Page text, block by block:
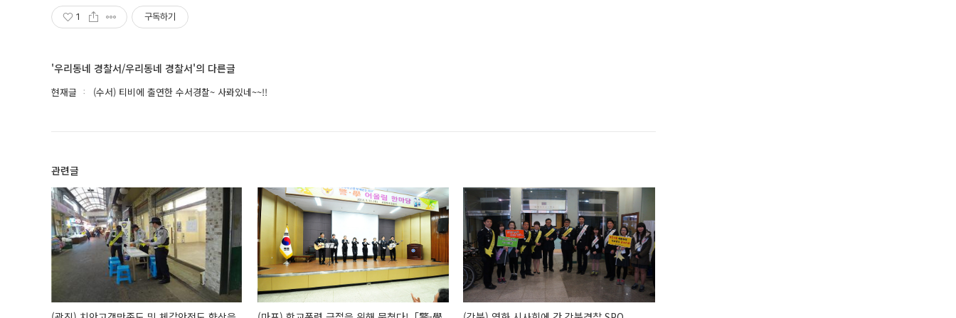
1 구독하기
'우리동네 경찰서/우리동네 경찰서'의 다른글
현재글 (수서) 티비에 출연한 수서경찰~ 사롸있네~~!!
관련글